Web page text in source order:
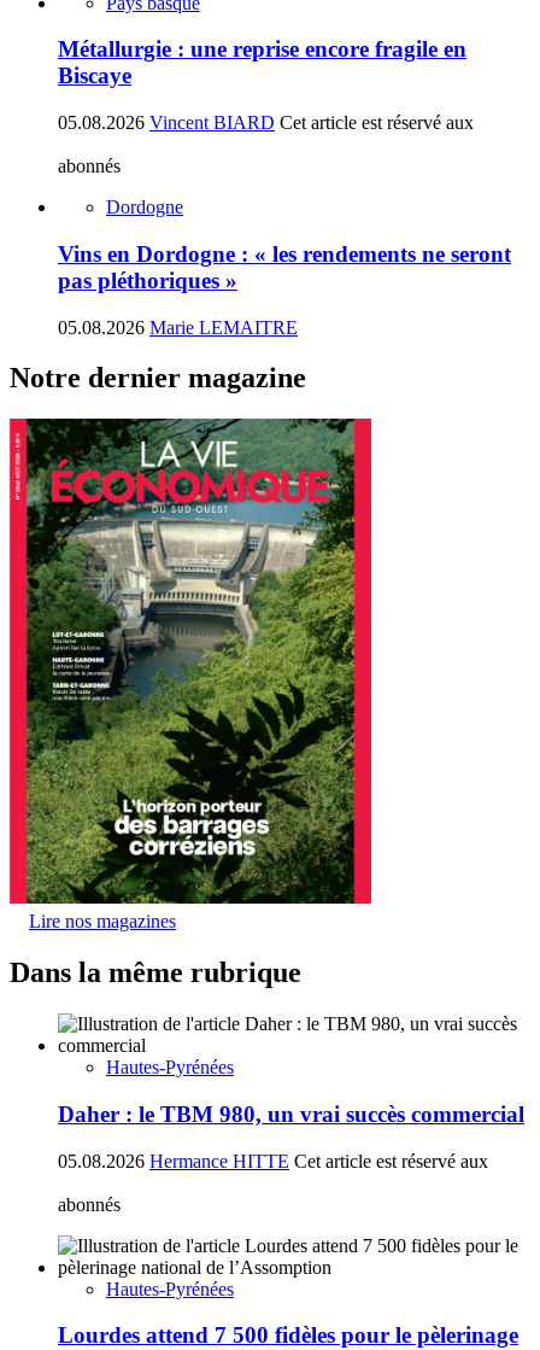
Métallurgie : une reprise encore fragile en
Biscaye
05.08.2026 Vincent BIARD Cet article est réservé aux
abonnés
Dordogne
Vins en Dordogne : « les rendements ne seront
pas pléthoriques »
05.08.2026 Marie LEMAITRE
Notre dernier magazine
Lire nos magazines
Dans la même rubrique
Hautes-Pyrénées
Daher : le TBM 980, un vrai succès commercial
05.08.2026 Hermance HITTE Cet article est réservé aux
abonnés
Hautes-Pyrénées
Lourdes attend 7 500 fidèles pour le pèlerinage